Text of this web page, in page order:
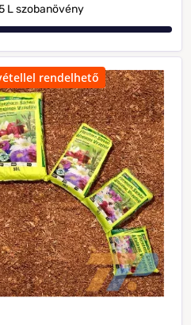
L szobanövény
rendelhető